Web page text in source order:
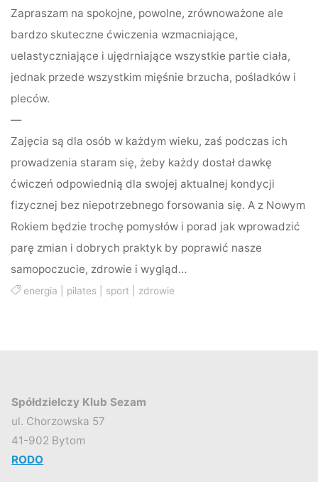
Zapraszam na spokojne, powolne, zrównoważone ale
bardzo skuteczne ćwiczenia wzmacniające,
uelastyczniające i ujędrniające wszystkie partie ciała,
jednak przede wszystkim mięśnie brzucha, pośladków i
pleców.
—
Zajęcia są dla osób w każdym wieku, zaś podczas ich
prowadzenia staram się, żeby każdy dostał dawkę
ćwiczeń odpowiednią dla swojej aktualnej kondycji
fizycznej bez niepotrzebnego forsowania się. A z Nowym
Rokiem będzie trochę pomysłów i porad jak wprowadzić
parę zmian i dobrych praktyk by poprawić nasze
samopoczucie, zdrowie i wygląd…
energia pilates sport zdrowie
Spółdzielczy Klub Sezam
ul. Chorzowska 57
41-902 Bytom
RODO